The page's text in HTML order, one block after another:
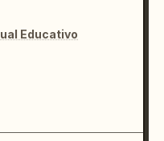
Educativo